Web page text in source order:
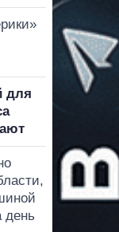
для
день